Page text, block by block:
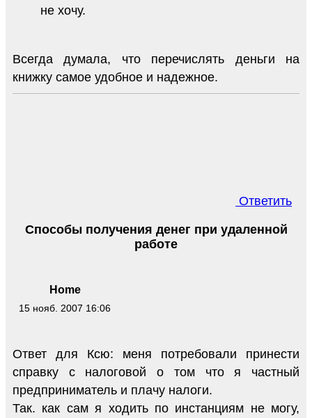
не хочу.
Всегда думала, что перечислять деньги на
книжку самое удобное и надежное.
Ответить
Home
15 нояб. 2007 16:06
Способы получения денег при удаленной
работе
Ответ для Ксю: меня потребовали принести
справку с налоговой о том что я частный
предприниматель и плачу налоги.
Так. как сам я ходить по инстанциям не могу,